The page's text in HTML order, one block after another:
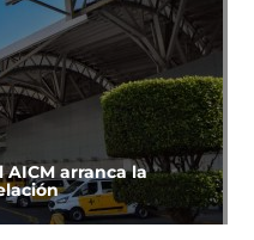
AICM arranca la